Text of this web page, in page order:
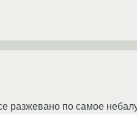
разжевано по самое